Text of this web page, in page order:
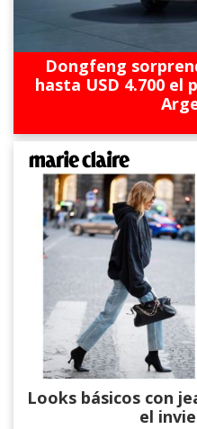
Dongfeng
hasta USD 4.700 el
Looks básicos con
el